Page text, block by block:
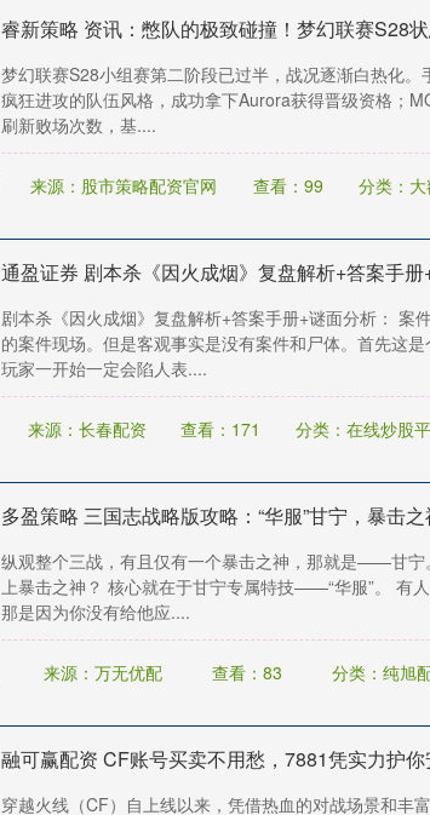
梦幻联赛S28小组赛第二阶段已过半，战况逐渐白热化。
疯狂进攻的队伍风格，成功拿下Aurora获得晋级资格；
刷新败场次数，基....
来源：股市策略配资官网 查看：99 分类：
通盈证券 剧本杀《因火成烟》复盘解析+答案手
剧本杀《因火成烟》复盘解析+答案手册+谜面分析： 案
的案件现场。但是客观事实是没有案件和尸体。首先这
玩家一开始一定会陷人表....
来源：长春配资 查看：171 分类：在线炒股
多盈策略 三国志战略版攻略：“华服”甘宁，暴击之
纵观整个三战，有且仅有一个暴击之神，那就是——甘宁
上暴击之神？ 核心就在于甘宁专属特技——“华服”。 有
那是因为你没有给他应....
来源：万无优配 查看：83 分类：纯旭
融可赢配资 CF账号买卖不用愁，7881凭实力护
穿越火线（CF）自上线以来，凭借热血的对战场景和丰